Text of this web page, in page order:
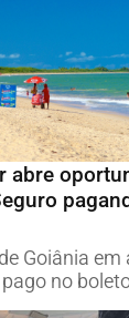
abre
Goiânia em
no